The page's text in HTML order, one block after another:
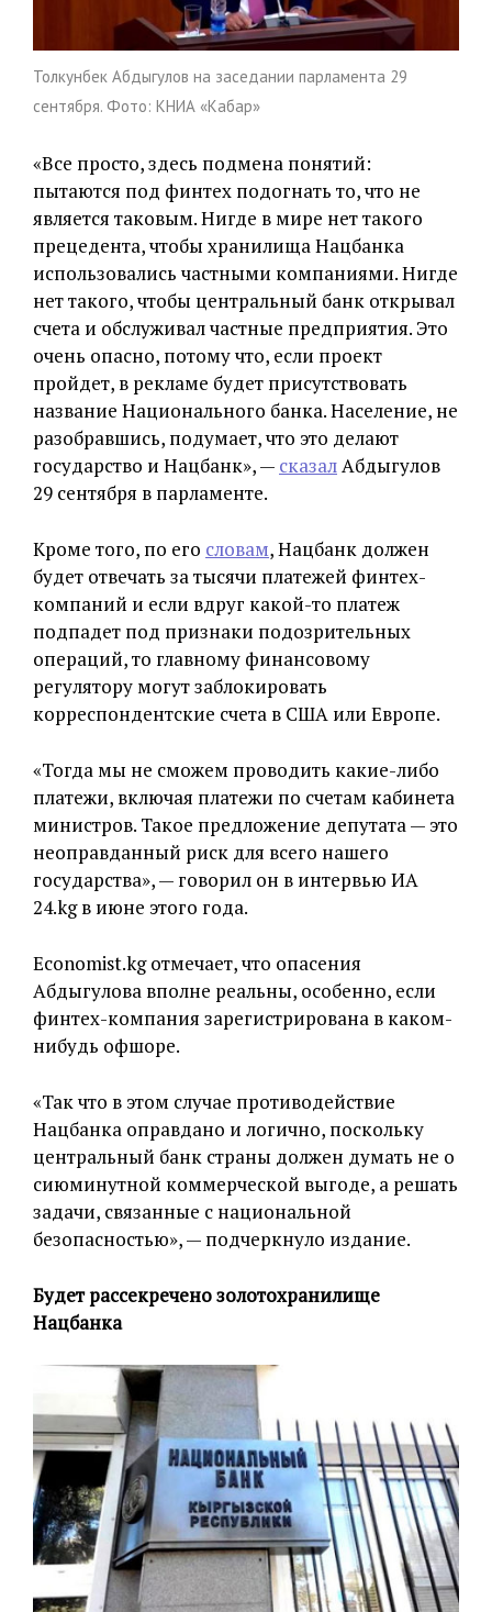
Толкунбек Абдыгулов на заседании парламента 29
сентября. Фото: КНИА «Кабар»
«Все просто, здесь подмена понятий:
пытаются под финтех подогнать то, что не
является таковым. Нигде в мире нет такого
прецедента, чтобы хранилища Нацбанка
использовались частными компаниями. Нигде
нет такого, чтобы центральный банк открывал
счета и обслуживал частные предприятия. Это
очень опасно, потому что, если проект
пройдет, в рекламе будет присутствовать
название Национального банка. Население, не
разобравшись, подумает, что это делают
государство и Нацбанк», — сказалАбдыгулов
29 сентября в парламенте.
Кроме того, по его словам, Нацбанк должен
будет отвечать за тысячи платежей финтех-
компаний и если вдруг какой-то платеж
подпадет под признаки подозрительных
операций, то главному финансовому
регулятору могут заблокировать
корреспондентские счета в США или Европе.
«Тогда мы не сможем проводить какие-либо
платежи, включая платежи по счетам кабинета
министров. Такое предложение депутата — это
неоправданный риск для всего нашего
государства», — говорил он в интервью ИА
24.kg в июне этого года.
Economist.kg отмечает, что опасения
Абдыгулова вполне реальны, особенно, если
финтех-компания зарегистрирована в каком-
нибудь офшоре.
«Так что в этом случае противодействие
Нацбанка оправдано и логично, поскольку
центральный банк страны должен думать не о
сиюминутной коммерческой выгоде, а решать
задачи, связанные с национальной
безопасностью», — подчеркнуло издание.
Будет рассекречено золотохранилище
Нацбанка